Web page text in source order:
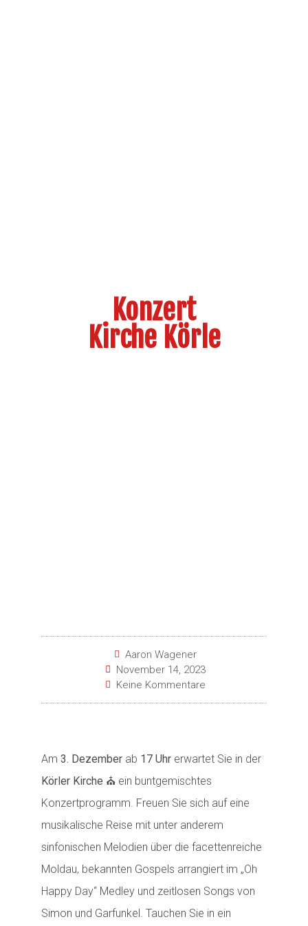
Konzert
Kirche Körle
Aaron Wagener
November 14, 2023
Keine Kommentare
Am 3. Dezember ab 17 Uhr erwartet Sie in der
Körler Kirche ⛪️ ein buntgemischtes
Konzertprogramm. Freuen Sie sich auf eine
musikalische Reise mit unter anderem
sinfonischen Melodien über die facettenreiche
Moldau, bekannten Gospels arrangiert im „Oh
Happy Day“ Medley und zeitlosen Songs von
Simon und Garfunkel. Tauchen Sie in ein